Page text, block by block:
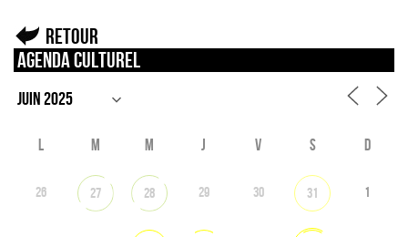
Retour
Agenda culturel
L M M J V S D
26 27 28 29 30 31 1